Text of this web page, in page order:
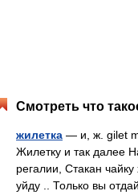
Смотреть что
жилетка — и, ж. gilet
Жилетку и так далее
регалии, Стакан
уйду .. Только вы